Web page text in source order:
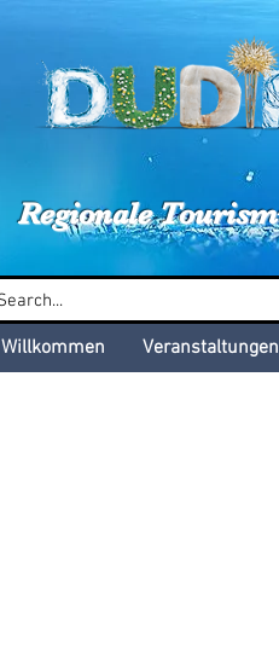
Regionale
Willkommen Veranstaltungen